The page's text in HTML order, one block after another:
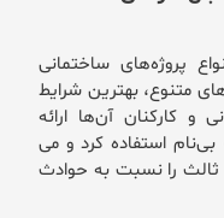
پروژه‌های ساختمانی
متنوع، بهترین شرایط
و کارکنان آن‌ها ارائه
استفاده کرد و می
ثالث را نسبت به حوادث